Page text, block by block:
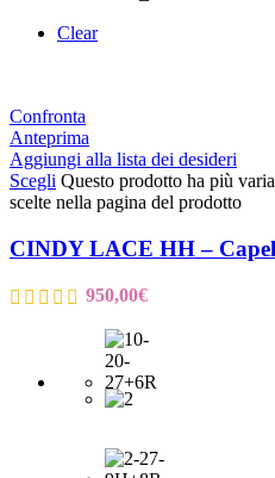
Clear
Confronta
Anteprima
Aggiungi alla lista dei desideri
Scegli Questo prodotto ha più
scelte nella pagina del prodotto
CINDY LACE HH –
950,00€